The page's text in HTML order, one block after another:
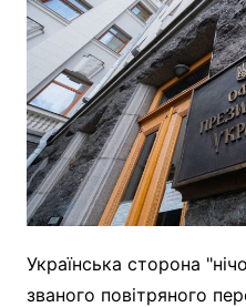
Українська сторона
званого повітряного